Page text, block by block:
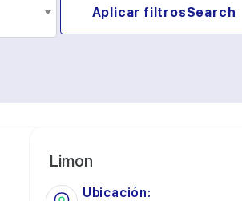
Aplicar filtrosSearch
Limon
Ubicación: